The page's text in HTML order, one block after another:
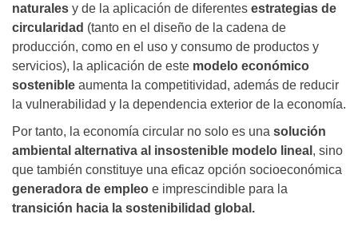
naturales y de la aplicación de diferentes estrategias de
circularidad (tanto en el diseño de la cadena de
producción, como en el uso y consumo de productos y
servicios), la aplicación de este modelo económico
sostenible aumenta la competitividad, además de reducir
la vulnerabilidad y la dependencia exterior de la economía.
Por tanto, la economía circular no solo es una solución
ambiental alternativa al insostenible modelo lineal , sino
que también constituye una eficaz opción socioeconómica
generadora de empleo e imprescindible para la
transición hacia la sostenibilidad global.